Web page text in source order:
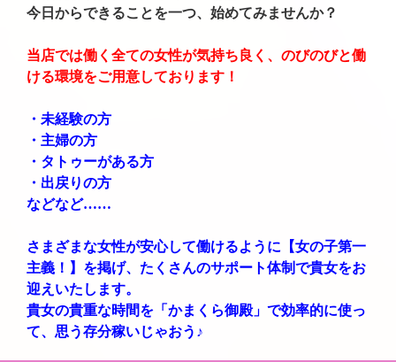
今日からできることを一つ、始めてみませんか？
当店では働く全ての女性が気持ち良く、のびのびと働
ける環境をご用意しております！
・未経験の方
・主婦の方
・タトゥーがある方
・出戻りの方
などなど……
さまざまな女性が安心して働けるように【女の子第一
主義！】を掲げ、たくさんのサポート体制で貴女をお
迎えいたします。
貴女の貴重な時間を「かまくら御殿」で効率的に使っ
て、思う存分稼いじゃおう♪